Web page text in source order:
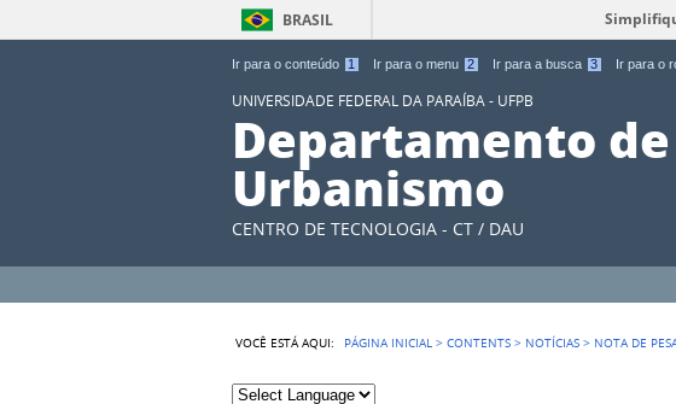
Ir para o conteúdo 1 Ir para o menu 2 Ir para a busca 3 Ir para o
BRASIL
UNIVERSIDADE FEDERAL DA PARAÍBA - UFPB
Departamento
Urbanismo
CENTRO DE TECNOLOGIA - CT / DAU
VOCÊ ESTÁ AQUI: PÁGINA INICIAL >CONTENTS > NOTÍCIAS > NOTA DE